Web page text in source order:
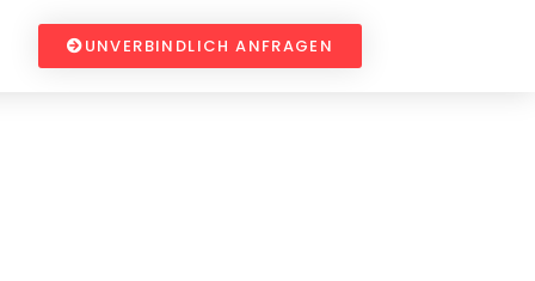
UNVERBINDLICH ANFRAGEN